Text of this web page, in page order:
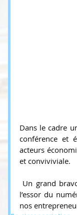
Dans le cadre
conférence et
acteurs
et conviviviale.
Un grand
l’essor du
nos